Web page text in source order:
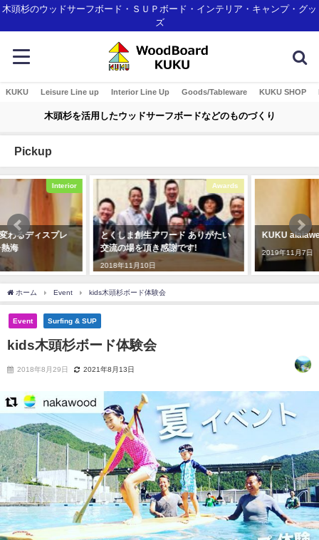
木頭杉のウッドサーフボード・ＳＵＰボード・インテリア・キャンプ・グッ
ズ
KUKU Leisure Line up Interior Line Up Goods/Tableware KUKU SHOP
木頭杉を活用したウッドサーフボードなどのものづくり
Pickup
Awards
とくしま創生アワード ありがたい
交流の場を頂き感謝です!
KUKU alaiawelcome board
2019年11月7日
ホーム Event kids木頭杉ボード体験会
Event Surfing & SUP
kids木頭杉ボード体験会
2018年8月29日 2021年8月13日